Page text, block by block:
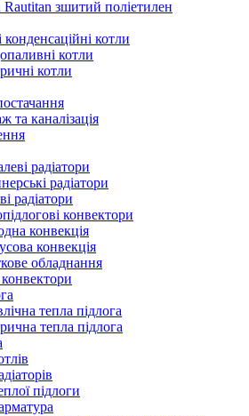
Rautitan зшитий поліетилен
конденсаційні котли
котли
котли
та каналізація
радіатори
радіатори
радіатори
конвектори
конвекція
конвекція
обладнання
тепла підлога
тепла підлога
підлоги